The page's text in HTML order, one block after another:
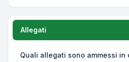
Allegati
Quali allegati sono ammessi in